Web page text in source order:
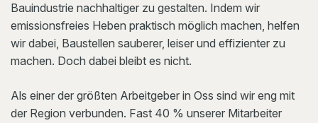
Bauindustrie nachhaltiger zu gestalten. Indem wir
emissionsfreies Heben praktisch möglich machen, helfen
wir dabei, Baustellen sauberer, leiser und effizienter zu
machen. Doch dabei bleibt es nicht.
Als einer der größten Arbeitgeber in Oss sind wir eng mit
der Region verbunden. Fast 40 % unserer Mitarbeiter